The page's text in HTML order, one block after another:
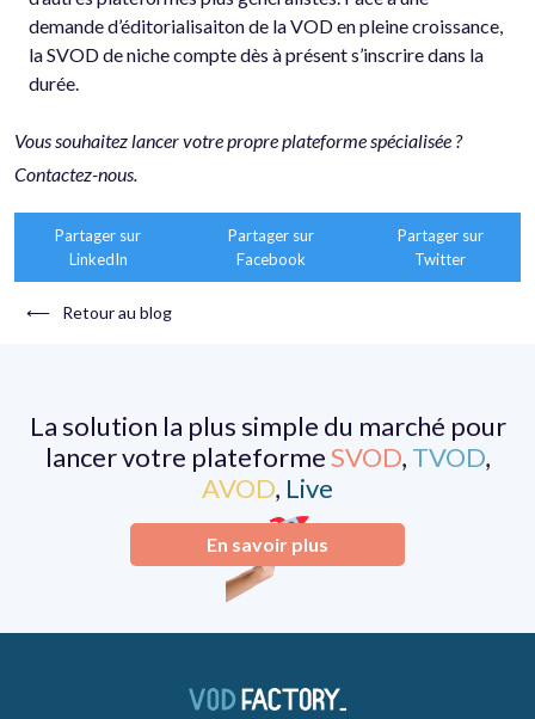
demande d’éditorialisaiton de la VOD en pleine croissance,
la SVOD de niche compte dès à présent s’inscrire dans la
durée.
Vous souhaitez lancer votre propre plateforme spécialisée ?
Contactez-nous.
Partager sur
LinkedIn
Partager sur
Facebook
Partager sur
Twitter
⟵ Retour au blog
La solution la plus simple du marché pour
lancer votre plateformeSVOD, TVOD,
AVOD, Live
En savoir plus